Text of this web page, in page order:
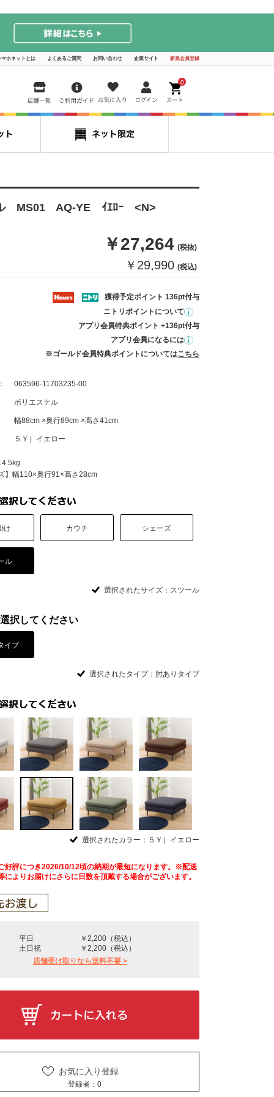
マホネットとは よくあるご質問 お問い合わせ 企業サイト 新規会員登録
0
MS01 AQ-YE ｲｴﾛｰ <N>
￥27,264 (税抜)
￥29,990 (税込)
獲得予定ポイント 136pt付与
ニトリポイントについて
アプリ会員特典ポイント +136pt付与
アプリ会員になるには
※ゴールド会員特典ポイントについてはこちら
063596-11703235-00
ポリエステル
幅88cm ×奥行89cm ×高さ41cm
５Ｙ）イエロー
】幅110×奥行91×高さ28cm
け カウチ シェーズ
ル
選択されたサイズ：スツール
択してください
イプ
選択されたタイプ：肘ありタイプ
選択されたカラー：５Ｙ）イエロー
好評につき2026/10/12頃の納期が最短になります。※配送
によりお届けにさらに日数を頂戴する場合がございます。
平日
￥2,200（税込）
土日祝
￥2,200（税込）
店舗受け取りなら送料不要 >
お気に入り登録
登録者： 0